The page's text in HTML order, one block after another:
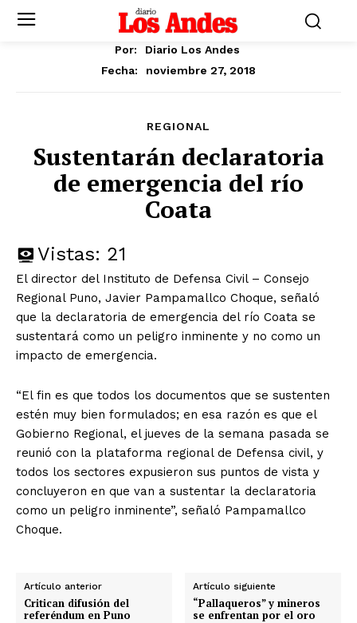
Por:
Diario Los Andes
Fecha:
noviembre 27, 2018
REGIONAL
Sustentarán declaratoria
de emergencia del río
Coata
Vistas: 21
El director del Instituto de Defensa Civil – Consejo
Regional Puno, Javier Pampamallco Choque, señaló
que la declaratoria de emergencia del río Coata se
sustentará como un peligro inminente y no como un
impacto de emergencia.
“El fin es que todos los documentos que se sustenten
estén muy bien formulados; en esa razón es que el
Gobierno Regional, el jueves de la semana pasada se
reunió con la plataforma regional de Defensa civil, y
todos los sectores expusieron sus puntos de vista y
concluyeron en que van a sustentar la declaratoria
como un peligro inminente”, señaló Pampamallco
Choque.
Artículo anterior
Critican difusión del
referéndum en Puno
Artículo siguiente
“Pallaqueros” y mineros
se enfrentan por el oro